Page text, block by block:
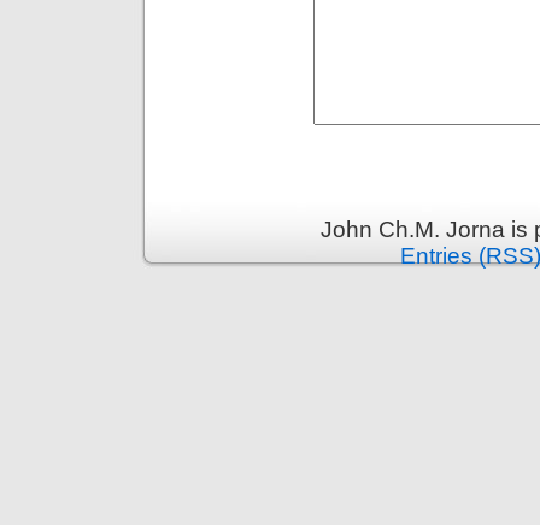
John Ch.M. Jorna
Entries (RSS)